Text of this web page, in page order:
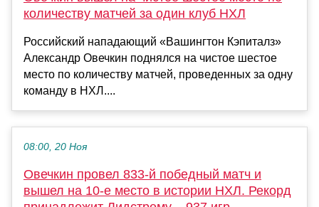
количеству матчей за один клуб НХЛ
Российский нападающий «Вашингтон Кэпиталз»
Александр Овечкин поднялся на чистое шестое
место по количеству матчей, проведенных за одну
команду в НХЛ....
08:00, 20 Ноя
Овечкин провел 833-й победный матч и
вышел на 10-е место в истории НХЛ. Рекорд